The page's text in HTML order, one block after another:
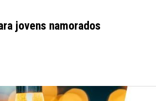
jovens namorados